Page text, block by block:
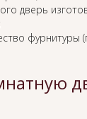
дверь
фурнитуры